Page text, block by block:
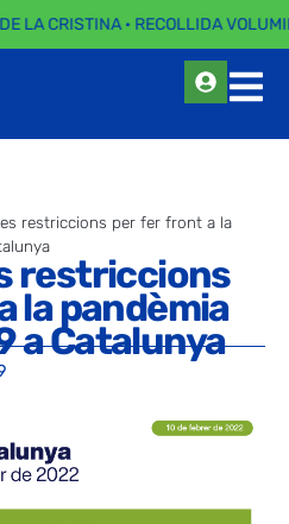
LA CRISTINA · RECOLLIDA
restriccions per fer front a la
restriccions
la pandèmia
a Catalunya